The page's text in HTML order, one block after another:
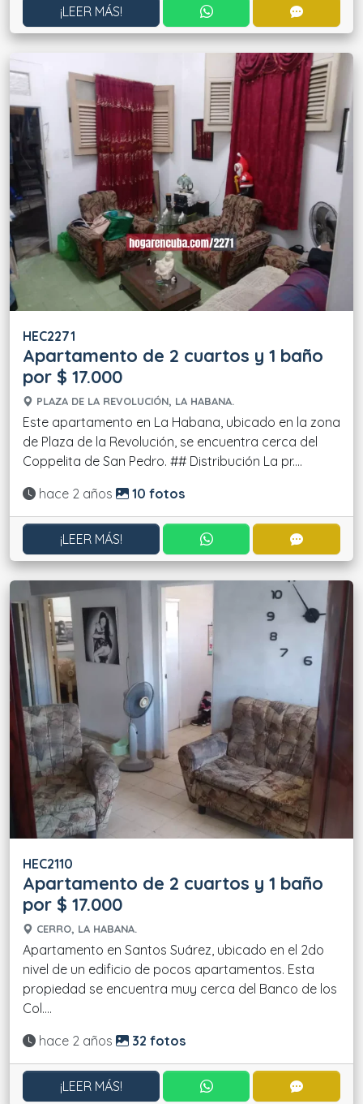
¡LEER MÁS! CONTACTAR POR
HEC2271
Apartamento de 2 cuartos y 1 baño
por $ 17.000
PLAZA DE LA REVOLUCIÓN, LA HABANA.
Este apartamento en La Habana, ubicado en la zona
de Plaza de la Revolución, se encuentra cerca del
Coppelita de San Pedro. ## Distribución La pr....
Actualizado:
hace 2 años 10 fotos
¡LEER MÁS! CONTACTAR POR
HEC2110
Apartamento de 2 cuartos y 1 baño
por $ 17.000
CERRO, LA HABANA.
Apartamento en Santos Suárez, ubicado en el 2do
nivel de un edificio de pocos apartamentos. Esta
propiedad se encuentra muy cerca del Banco de los
Col....
Actualizado:
hace 2 años 32 fotos
¡LEER MÁS! CONTACTAR POR